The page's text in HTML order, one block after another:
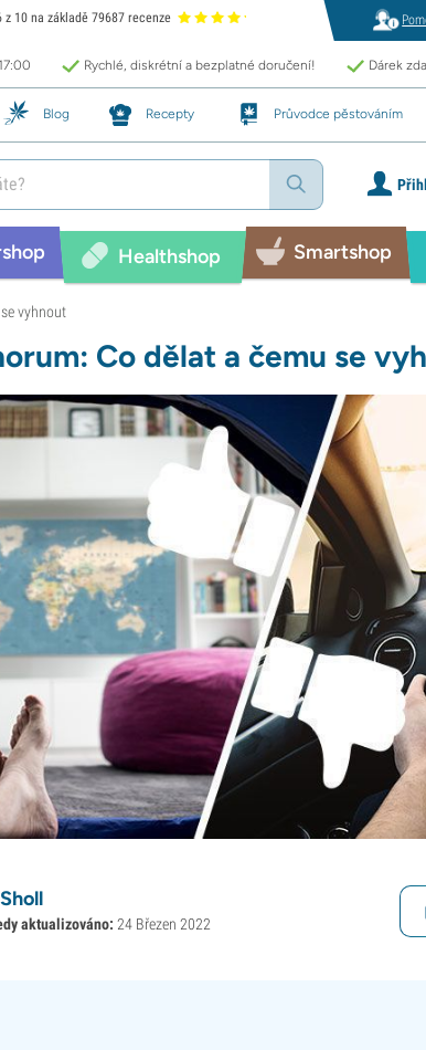
z 10 na základě 79687 recenze
Rychlé, diskrétní a bezplatné doručení! Dárek
Blog Recepty Průvodce pěstováním
Healthshop Smartshop
vyhnout
Co dělat a čemu se
aktualizováno: 24 Březen 2022